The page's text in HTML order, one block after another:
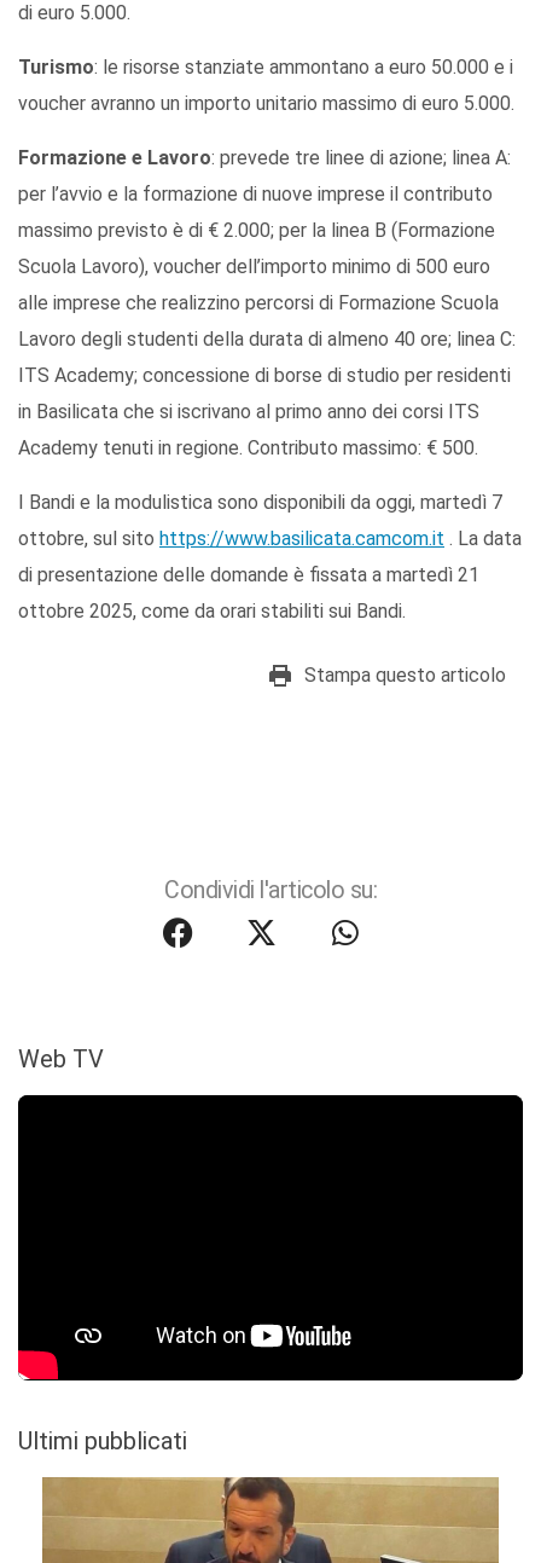
di euro 5.000.
Turismo: le risorse stanziate ammontano a euro 50.000 e i
voucher avranno un importo unitario massimo di euro 5.000.
Formazione e Lavoro: prevede tre linee di azione; linea A:
per l’avvio e la formazione di nuove imprese il contributo
massimo previsto è di € 2.000; per la linea B (Formazione
Scuola Lavoro), voucher dell’importo minimo di 500 euro
alle imprese che realizzino percorsi di Formazione Scuola
Lavoro degli studenti della durata di almeno 40 ore; linea C:
ITS Academy; concessione di borse di studio per residenti
in Basilicata che si iscrivano al primo anno dei corsi ITS
Academy tenuti in regione. Contributo massimo: € 500.
I Bandi e la modulistica sono disponibili da oggi, martedì 7
ottobre, sul sito https://www.basilicata.camcom.it . La data
di presentazione delle domande è fissata a martedì 21
ottobre 2025, come da orari stabiliti sui Bandi.
Stampa questo articolo
Condividi l'articolo su:
Web TV
Ultimi pubblicati